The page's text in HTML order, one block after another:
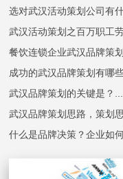
选对武汉活动策划公司有
武汉活动策划之百万职工
餐饮连锁企业武汉品牌策
成功的武汉品牌策划有哪
武汉品牌策划的关键是？...
武汉品牌策划思路，策划
什么是品牌决策？企业如